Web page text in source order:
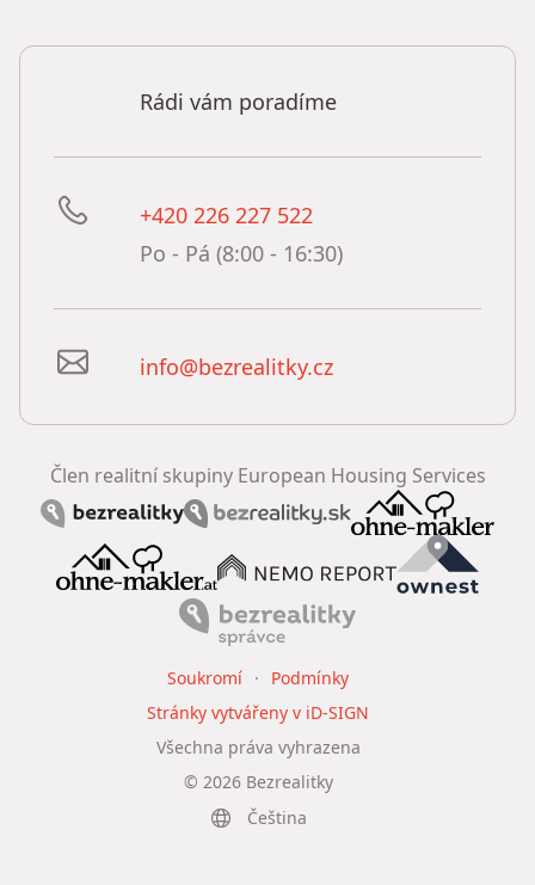
Rádi vám poradíme
+420 226 227 522
Po - Pá (8:00 - 16:30)
info@bezrealitky.cz
Člen realitní skupiny European Housing Services
© 2026Bezrealitky
Všechna práva vyhrazena
Soukromí
Podmínky
Stránky vytvářeny v iD-SIGN
Čeština